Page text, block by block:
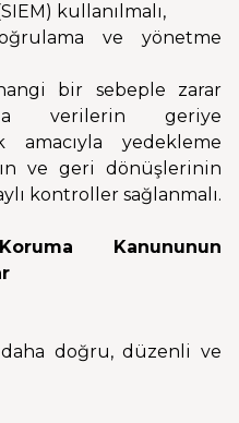
kullanılmalı,
ve yönetme
bir sebeple zarar
verilerin geriye
amacıyla yedekleme
ve geri dönüşlerinin
kontroller sağlanmalı.
Kanununun
daha doğru, düzenli ve